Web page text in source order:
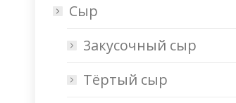
Сыр
3акусочный cыр
Тёртый сыр